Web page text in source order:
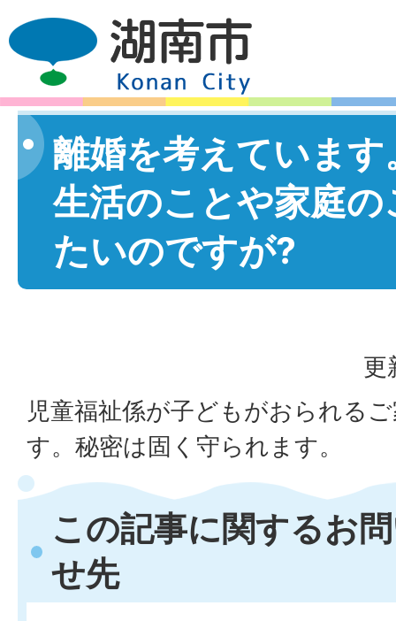
離婚を考えていま
生活のことや家庭
たいのですが?
更
児童福祉係が子どもがおられる
す。秘密は固く守られます。
この記事に関するお
せ先